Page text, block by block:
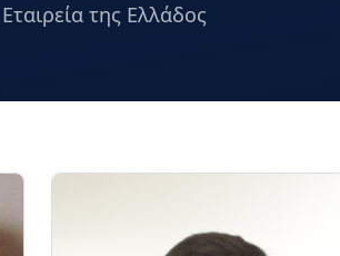
της Ελλάδος